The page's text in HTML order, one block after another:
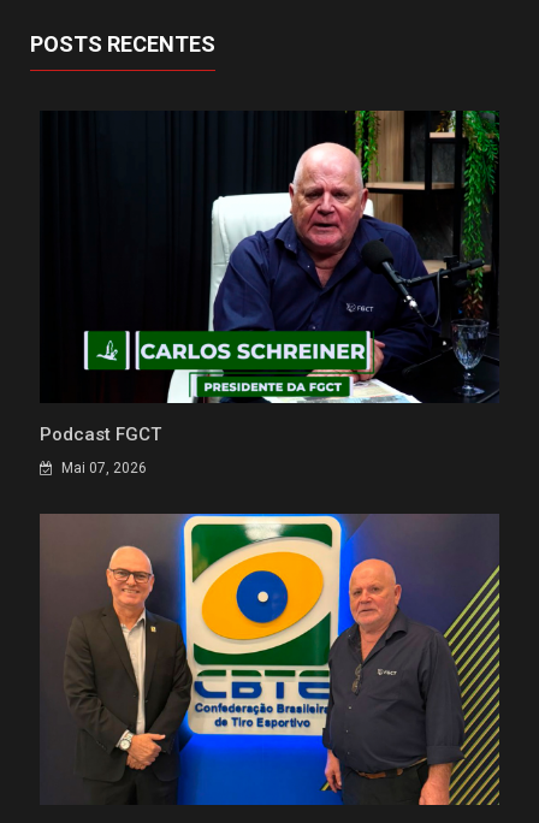
POSTS RECENTES
Podcast FGCT
Mai 07, 2026